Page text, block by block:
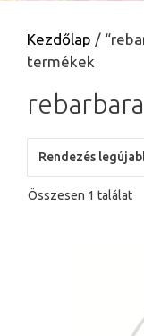
Kezdőlap /
termékek
rebarbara
Összesen 1 találat